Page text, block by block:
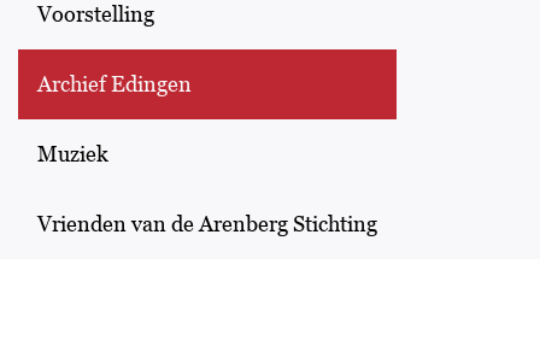
Voorstelling
Archief Edingen
Muziek
Vrienden van de Arenberg Stichting